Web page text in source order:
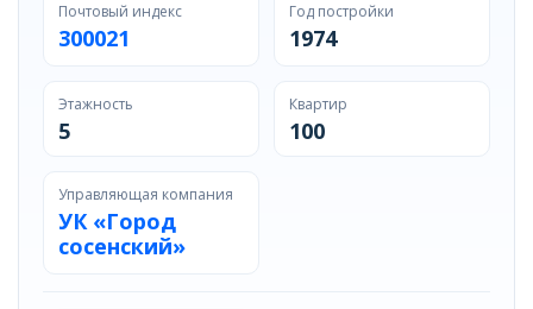
Почтовый индекс
300021
Год постройки
1974
Этажность
5
Квартир
100
Управляющая компания
УК «Город
сосенский»